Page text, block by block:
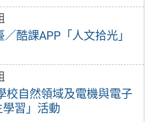
酷課APP「人文拾光」
校自然領域及電機與電子
習」活動